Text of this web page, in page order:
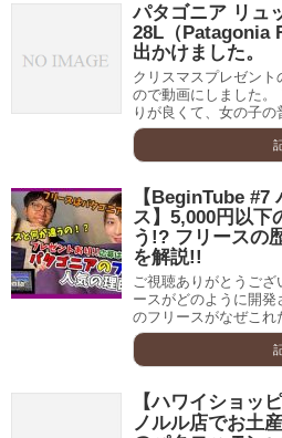
パタゴニア リュ
28L（Patagonia
出かけました。
クリスマスプレゼン
ので動画にしました。
りが良くて、女の子の
【BeginTube #7
ス】5,000円以下
う!? フリースの
を解説!!
ご視聴ありがとうご
ースがどのように開発
のフリースがなぜこれ
【ハワイショッ
ノルル店でお土